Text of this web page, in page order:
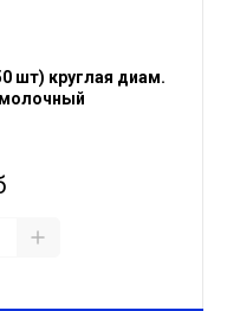
шт) круглая диам.